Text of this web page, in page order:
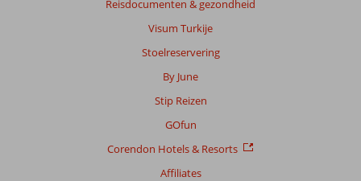
Reisdocumenten & gezondheid
Visum Turkije
Stoelreservering
By June
Stip Reizen
GOfun
Corendon Hotels & Resorts
Affiliates